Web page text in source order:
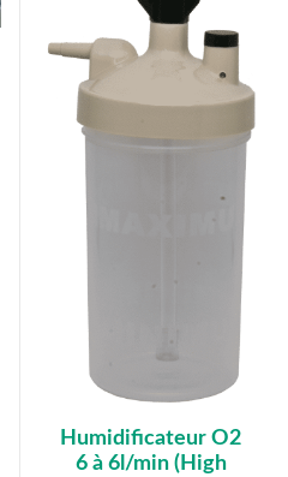
Humidificateur O2
6 à 6l/min (High